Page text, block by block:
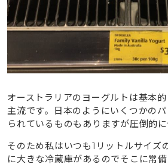
オーストラリアのヨーグルトは基本
主流です。日本のようにいくつかの
られているものもありますが圧倒的に
そのため私はいつも1リットルサイズ
に大きな冷蔵庫があるのでそこに常